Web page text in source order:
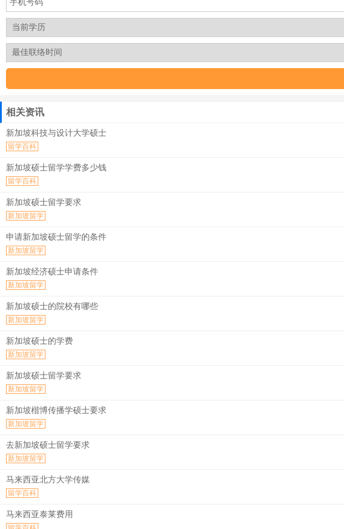
相关资讯
新加坡科技与设计大学硕士
留学百科
新加坡硕士留学学费多少钱
留学百科
新加坡硕士留学要求
新加坡留学
申请新加坡硕士留学的条件
新加坡留学
新加坡经济硕士申请条件
新加坡留学
新加坡硕士的院校有哪些
新加坡留学
新加坡硕士的学费
新加坡留学
新加坡硕士留学要求
新加坡留学
新加坡楷博传播学硕士要求
新加坡留学
去新加坡硕士留学要求
新加坡留学
马来西亚北方大学传媒
留学百科
马来西亚泰莱费用